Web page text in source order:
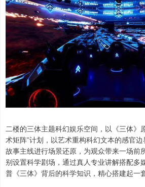
二楼的三体主题科幻娱乐空间，以《三体》
术矩阵”计划，以艺术重构科幻文本的感官
故事主线进行场景还原，为观众带来一场前
别设置科学剧场，通过真人专业讲解搭配多
普《三体》背后的科学知识，精心搭建起一